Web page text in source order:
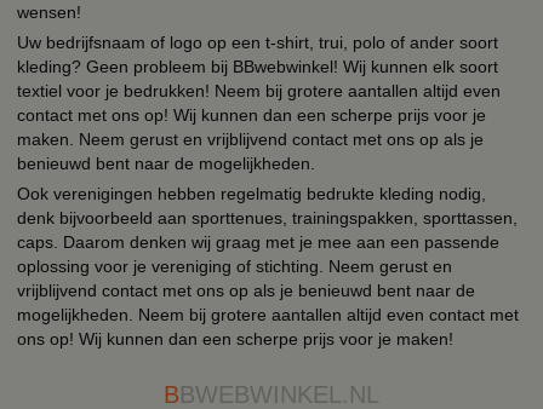
wensen!
Uw bedrijfsnaam of logo op een t-shirt, trui, polo of ander soort
kleding? Geen probleem bij BBwebwinkel! Wij kunnen elk soort
textiel voor je bedrukken! Neem bij grotere aantallen altijd even
contact met ons op! Wij kunnen dan een scherpe prijs voor je
maken. Neem gerust en vrijblijvend contact met ons op als je
benieuwd bent naar de mogelijkheden.
Ook verenigingen hebben regelmatig bedrukte kleding nodig,
denk bijvoorbeeld aan sporttenues, trainingspakken, sporttassen,
caps. Daarom denken wij graag met je mee aan een passende
oplossing voor je vereniging of stichting. Neem gerust en
vrijblijvend contact met ons op als je benieuwd bent naar de
mogelijkheden. Neem bij grotere aantallen altijd even contact met
ons op! Wij kunnen dan een scherpe prijs voor je maken!
BBWEBWINKEL.NL